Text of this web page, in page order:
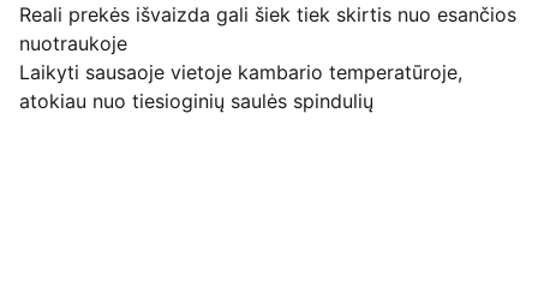
Reali prekės išvaizda gali šiek tiek skirtis nuo esančios
nuotraukoje
Laikyti sausaoje vietoje kambario temperatūroje,
atokiau nuo tiesioginių saulės spindulių